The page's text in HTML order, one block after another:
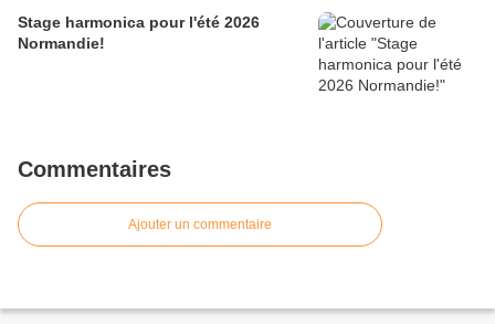
Stage harmonica pour l'été 2026
Normandie!
Commentaires
Ajouter un commentaire